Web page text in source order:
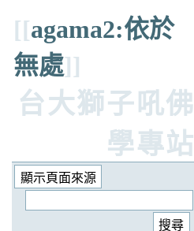
[[agama2:依於
無處]]
台大獅子吼佛
學專站